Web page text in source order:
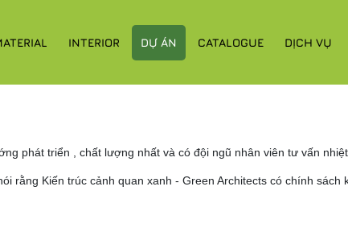
INTERIOR DỰ ÁN CATALOGUE DỊCH VỤ
phát triển , chất lượng nhất và có đội ngũ nhân viên tư vấn
rằng Kiến trúc cảnh quan xanh - Green Architects có chính sách